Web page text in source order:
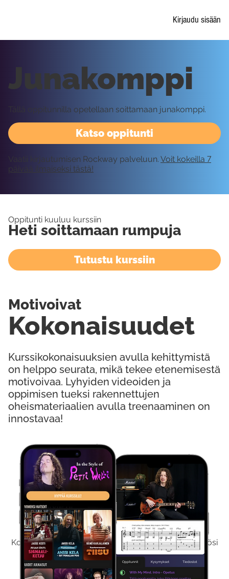
Kirjaudu sisään
Kokeile Ilmaiseksi
Kokeilemalla ilmaiseksi saat koko sisältömme käyttöösi
viikon ajaksi.
Katso oppitunti
Junakomppi
Tällä oppitunnilla opetellaan soittamaan junakomppi.
Vaatii kirjautumisen Rockway palveluun. Voit kokeilla 7
päivää ilmaiseksi tästä!
Oppitunti kuuluu kurssiin
Heti soittamaan rumpuja
Tutustu kurssiin
Kurssikokonaisuuksien avulla kehittymistä
on helppo seurata, mikä tekee etenemisestä
motivoivaa. Lyhyiden videoiden ja
oppimisen tueksi rakennettujen
oheismateriaalien avulla treenaaminen on
innostavaa!
Kokonaisuudet
Motivoivat